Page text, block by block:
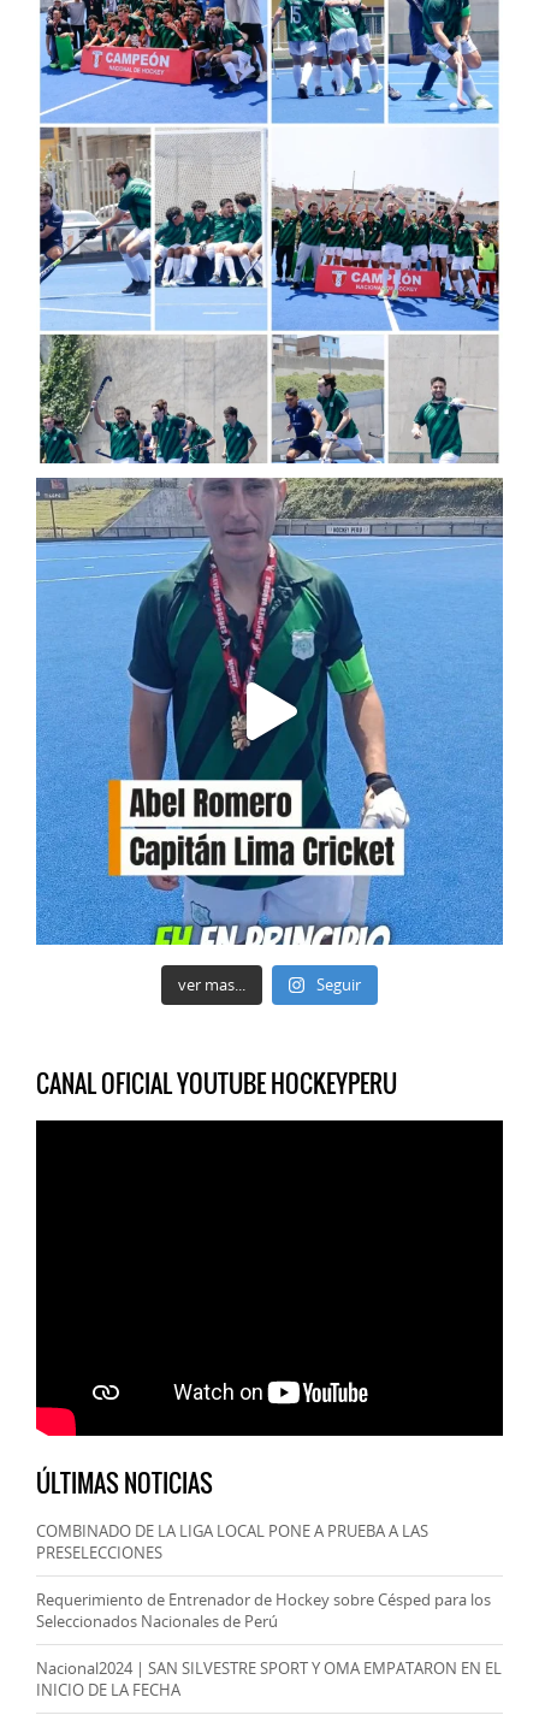
ver mas... Seguir
CANAL OFICIAL YOUTUBE HOCKEYPERU
ÚLTIMAS NOTICIAS
COMBINADO DE LA LIGA LOCAL PONE A PRUEBA A LAS
PRESELECCIONES
Requerimiento de Entrenador de Hockey sobre Césped para los
Seleccionados Nacionales de Perú
Nacional2024 | SAN SILVESTRE SPORT Y OMA EMPATARON EN EL
INICIO DE LA FECHA